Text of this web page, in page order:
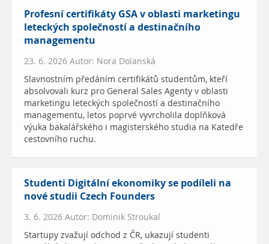
Profesní certifikáty GSA v oblasti marketingu
leteckých společností a destinačního
managementu
23. 6. 2026 Autor: Nora Dolanská
Slavnostním předáním certifikátů studentům, kteří
absolvovali kurz pro General Sales Agenty v oblasti
marketingu leteckých společností a destinačního
managementu, letos poprvé vyvrcholila doplňková
výuka bakalářského i magisterského studia na Katedře
cestovního ruchu.
Studenti Digitální ekonomiky se podíleli na
nové studii Czech Founders
3. 6. 2026 Autor: Dominik Stroukal
Startupy zvažují odchod z ČR, ukazují studenti